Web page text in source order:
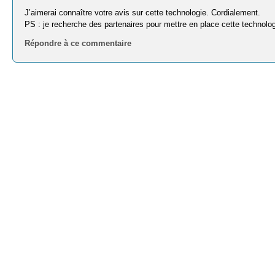
J’aimerai connaître votre avis sur cette technologie. Cordialement.
PS : je recherche des partenaires pour mettre en place cette
Répondre à ce commentaire